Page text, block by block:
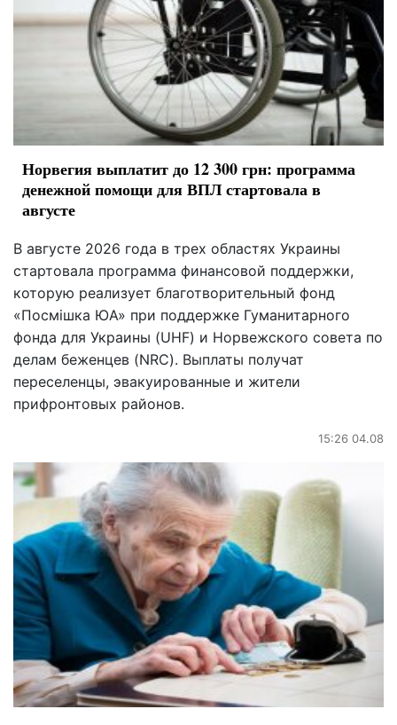
Норвегия выплатит до 12 300 грн: программа
денежной помощи для ВПЛ стартовала в
августе
В августе 2026 года в трех областях Украины
стартовала программа финансовой поддержки,
которую реализует благотворительный фонд
«Посмішка ЮА» при поддержке Гуманитарного
фонда для Украины (UHF) и Норвежского совета по
делам беженцев (NRC). Выплаты получат
переселенцы, эвакуированные и жители
прифронтовых районов.
15:26 04.08